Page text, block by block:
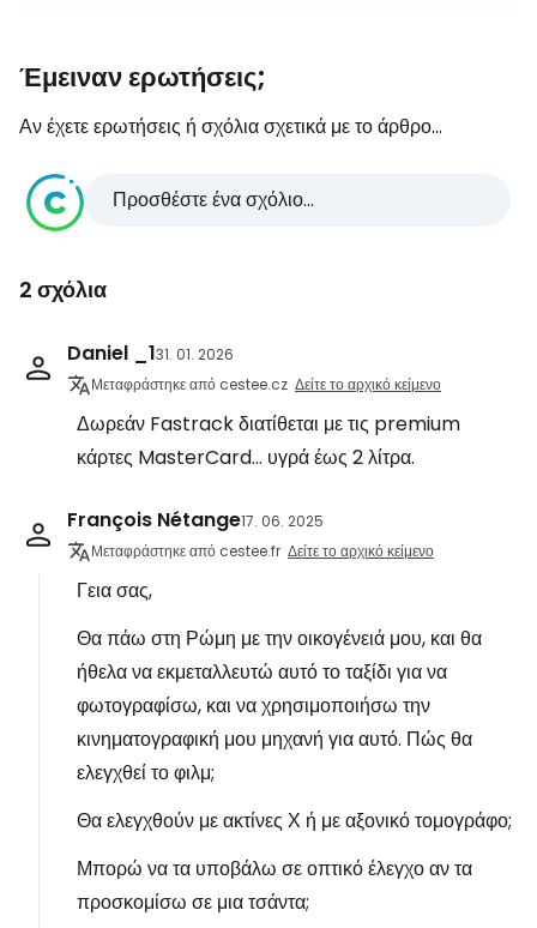
Έμειναν ερωτήσεις;
Αν έχετε ερωτήσεις ή σχόλια σχετικά με το άρθρο...
Προσθέστε ένα σχόλιο...
2 σχόλια
Daniel _131. 01. 2026
Μεταφράστηκε από cestee.cz Δείτε το αρχικό κείμενο
Δωρεάν Fastrack διατίθεται με τις premium
κάρτες MasterCard... υγρά έως 2 λίτρα.
François Nétange17. 06. 2025
Μεταφράστηκε από cestee.fr Δείτε το αρχικό κείμενο
Γεια σας,
Θα πάω στη Ρώμη με την οικογένειά μου, και θα
ήθελα να εκμεταλλευτώ αυτό το ταξίδι για να
φωτογραφίσω, και να χρησιμοποιήσω την
κινηματογραφική μου μηχανή για αυτό. Πώς θα
ελεγχθεί το φιλμ;
Θα ελεγχθούν με ακτίνες Χ ή με αξονικό τομογράφο;
Μπορώ να τα υποβάλω σε οπτικό έλεγχο αν τα
προσκομίσω σε μια τσάντα;